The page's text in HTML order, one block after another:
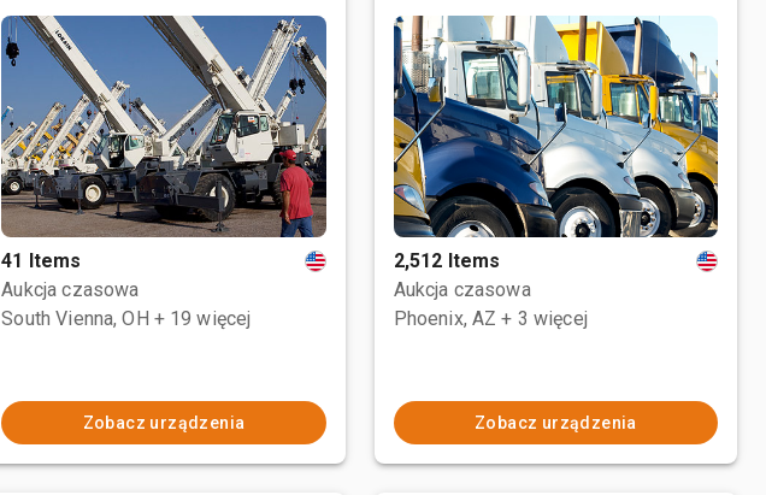
41 Items
Aukcja czasowa
South Vienna, OH + 19 więcej
Zobacz urządzenia
2,512 Items
Aukcja czasowa
Phoenix, AZ + 3 więcej
Zobacz urządzenia